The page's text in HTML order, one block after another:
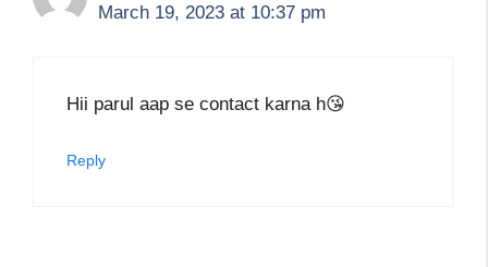
March 19, 2023 at 10:37 pm
Hii parul aap se contact karna h😘
Reply